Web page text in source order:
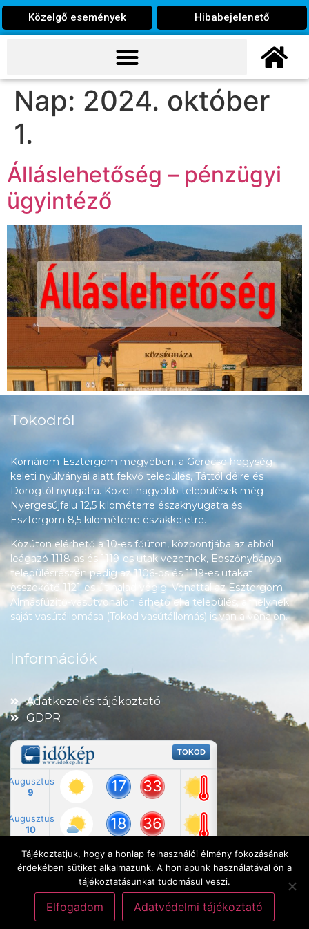
Közelgő események Hibabejelenető
Nap: 2024. október
1.
Álláslehetőség – pénzügyi
ügyintéző
Tokodról
Komárom-Esztergom megyében, a Gerecse hegység
keleti nyúlványai alatt fekvő település, Táttól délre és
Dorogtól nyugatra. Közeli nagyobb települések még
Nyergesújfalu 12,5 kilométerre északnyugatra és
Esztergom 8,5 kilométerre északkeletre.
Közúton elérhető a 10-es főúton, központjába az abból
leágazó 1118-as és 1119-es utak vezetnek, Ebszőnybánya
településrészén pedig az 1106-os és 1119-es utakat
összekötő 1121-es út halad végig. Vonattal az Esztergom–
Almásfüzitő-vasútvonalon érhető el a település, amelynek
saját vasútállomása (Tokod vasútállomás) is van a vonalon.
Információk
Adatkezelés tájékoztató
GDPR
Tájékoztatjuk, hogy a honlap felhasználói élmény fokozásának
érdekében sütiket alkalmazunk. A honlapunk használatával ön a
tájékoztatásunkat tudomásul veszi.
Elfogadom Adatvédelmi tájékoztató